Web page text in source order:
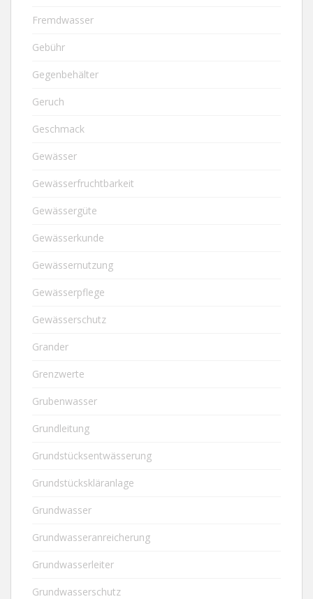
Fremdwasser
Gebühr
Gegenbehälter
Geruch
Geschmack
Gewässer
Gewässerfruchtbarkeit
Gewässergüte
Gewässerkunde
Gewässernutzung
Gewässerpflege
Gewässerschutz
Grander
Grenzwerte
Grubenwasser
Grundleitung
Grundstücksentwässerung
Grundstückskläranlage
Grundwasser
Grundwasseranreicherung
Grundwasserleiter
Grundwasserschutz